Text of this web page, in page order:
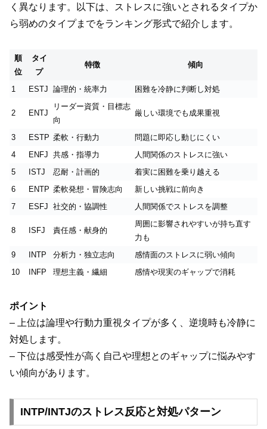
く異なります。以下は、ストレスに強いとされるタイプか
ら弱めのタイプまでをランキング形式で紹介します。
順
位
タイ
プ
特徴 傾向
1 ESTJ 論理的・統率力 困難を冷静に判断し対処
2 ENTJ
リーダー資質・目標志
向
厳しい環境でも成果重視
3 ESTP 柔軟・行動力
問題に即応し動じにくい
4
ENFJ 共感・指導力
人間関係のストレスに強い
5
ISTJ 忍耐・計画的
着実に困難を乗り越える
6
ENTP 柔軟発想・冒険志向
新しい挑戦に前向き
7
ESFJ 社交的・協調性 人間関係でストレスを調整
8 ISFJ 責任感・献身的
周囲に影響されやすいが持ち直す
力も
9
INTP 分析力・独立志向
感情面のストレスに弱い傾向
10
INFP 理想主義・繊細 感情や現実のギャップで消耗
ポイント
– 上位は論理や行動力重視タイプが多く、逆境時も冷静に
対処します。
– 下位は感受性が高く自己や理想とのギャップに悩みやす
い傾向があります。
INTP/INTJのストレス反応と対処パターン